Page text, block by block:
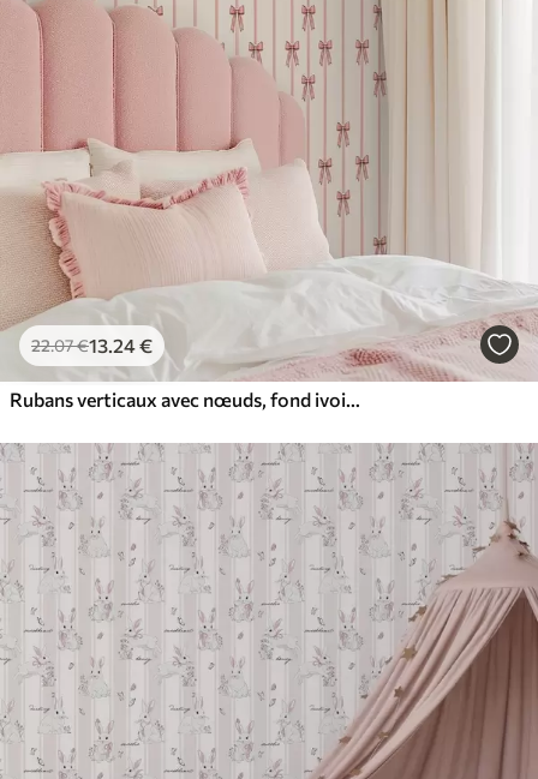
22.07€13.24€
Rubans verticaux avec nœuds, fond ivoire